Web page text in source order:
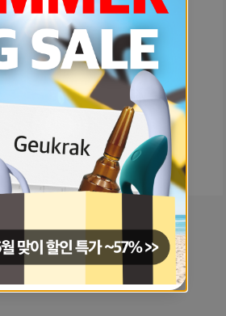
예상치 못한 에러입니다.